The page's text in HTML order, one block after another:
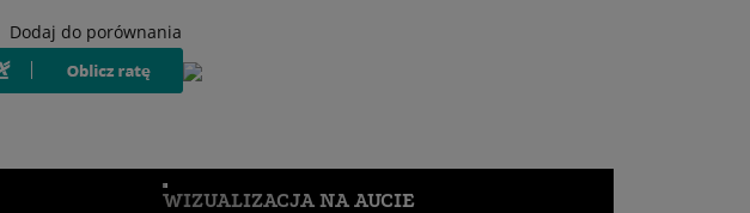
Dodaj do porównania
WIZUALIZACJA NA AUCIE